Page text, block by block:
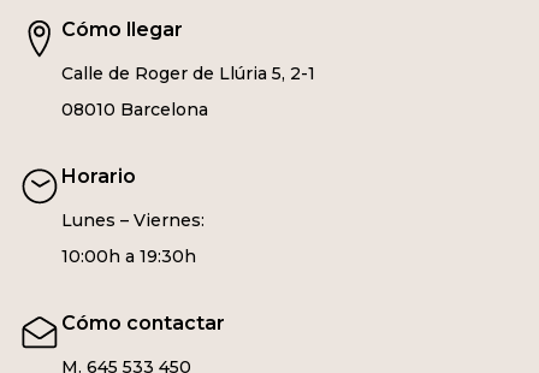
Cómo llegar
Calle de Roger de Llúria 5, 2-1
08010 Barcelona
Horario
Lunes – Viernes:
10:00h a 19:30h
Cómo contactar
M. 645 533 450